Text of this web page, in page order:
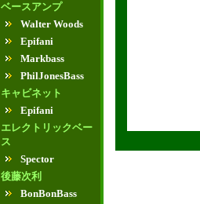
ベースアンプ
Walter Woods
Epifani
Markbass
PhilJonesBass
キャビネット
Epifani
エレクトリックベー
ス
Spector
後藤次利
BonBonBass